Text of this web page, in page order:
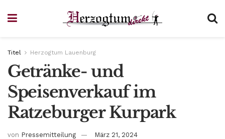
Titel Herzogtum Lauenburg
Getränke- und
Speisenverkauf im
Ratzeburger Kurpark
von Pressemitteilung März 21, 2024